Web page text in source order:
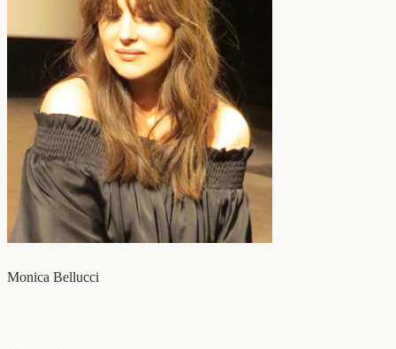
Monica Bellucci